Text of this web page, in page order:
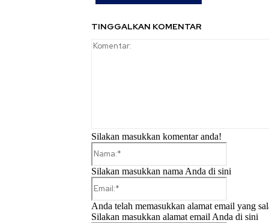
TINGGALKAN KOMENTAR
Silakan masukkan komentar anda!
Silakan masukkan nama Anda di sini
Anda telah memasukkan alamat email yang
Silakan masukkan alamat email Anda di sini